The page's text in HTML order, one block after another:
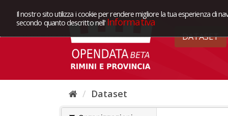
Il nostro sito utilizza i cookie per rendere migliore la tua esperienza di
secondo quanto descritto nell' Informativa
DATASET
Dataset